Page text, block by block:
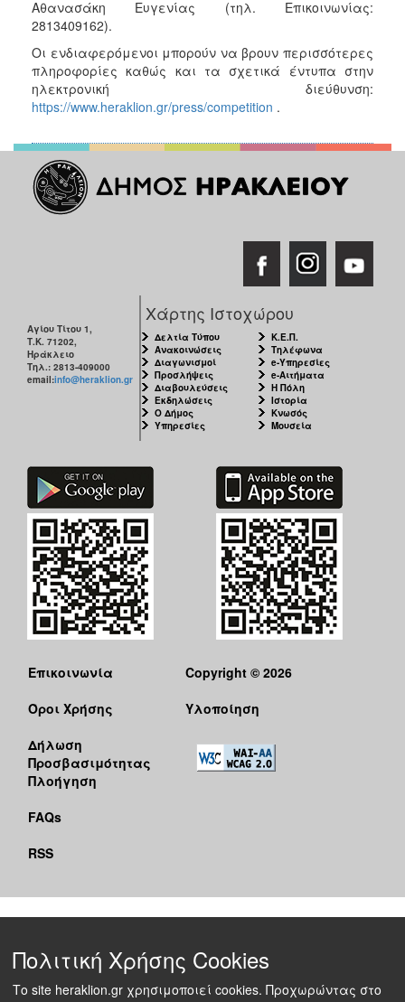
Αθανασάκη Ευγενίας (τηλ. Επικοινωνίας:
2813409162).
Οι ενδιαφερόμενοι μπορούν να βρουν περισσότερες
πληροφορίες καθώς και τα σχετικά έντυπα στην
ηλεκτρονική διεύθυνση:
https://www.heraklion.gr/press/competition .
Αγίου Τίτου 1,
Τ.Κ. 71202,
Ηράκλειο
Τηλ.: 2813-409000
email:info@heraklion.gr
Χάρτης Ιστοχώρου
Δελτία Τύπου
Ανακοινώσεις
Διαγωνισμοί
Προσλήψεις
Διαβουλεύσεις
Εκδηλώσεις
Ο Δήμος
Υπηρεσίες
Κ.Ε.Π.
Τηλέφωνα
e-Υπηρεσίες
e-Αιτήματα
Η Πόλη
Ιστορία
Κνωσός
Μουσεία
Επικοινωνία
Όροι Χρήσης
Δήλωση
Προσβασιμότητας
Πλοήγηση
FAQs
RSS
Copyright © 2026
Υλοποίηση
Πολιτική Χρήσης Cookies
Το site heraklion.gr χρησιμοποιεί cookies. Προχωρώντας στο